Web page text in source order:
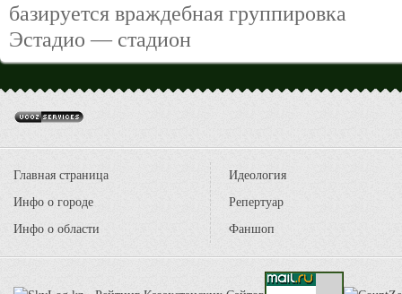
базируется враждебная группировка
Эстадио — стадион
Главная страница
Инфо о городе
Инфо о области
Идеология
Репертуар
Фаншоп